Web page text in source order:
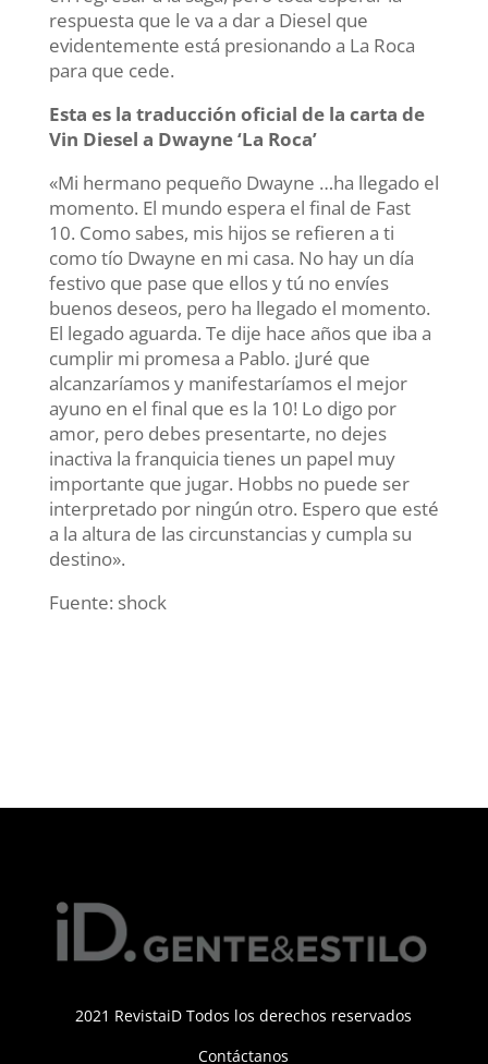
respuesta que le va a dar a Diesel que
evidentemente está presionando a La Roca
para que cede.
Esta es la traducción oficial de la carta de
Vin Diesel a Dwayne ‘La Roca’
«Mi hermano pequeño Dwayne …ha llegado el
momento. El mundo espera el final de Fast
10. Como sabes, mis hijos se refieren a ti
como tío Dwayne en mi casa. No hay un día
festivo que pase que ellos y tú no envíes
buenos deseos, pero ha llegado el momento.
El legado aguarda. Te dije hace años que iba a
cumplir mi promesa a Pablo. ¡Juré que
alcanzaríamos y manifestaríamos el mejor
ayuno en el final que es la 10! Lo digo por
amor, pero debes presentarte, no dejes
inactiva la franquicia tienes un papel muy
importante que jugar. Hobbs no puede ser
interpretado por ningún otro. Espero que esté
a la altura de las circunstancias y cumpla su
destino».
Fuente: shock
2021 RevistaiD Todos los derechos reservados
Contáctanos